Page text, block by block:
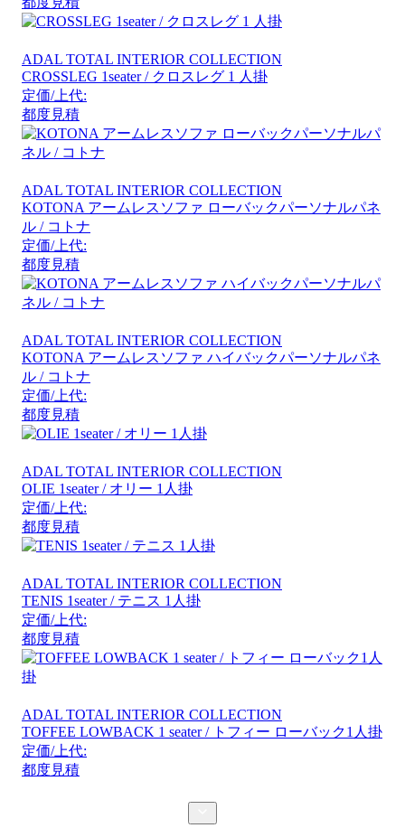
ADAL TOTAL INTERIOR COLLECTION
CROSSLEG 1seater / クロスレグ 1 人掛
定価/上代:
都度見積
ADAL TOTAL INTERIOR COLLECTION
KOTONA アームレスソファ ローバックパーソナルパネ
ル / コトナ
定価/上代:
都度見積
ADAL TOTAL INTERIOR COLLECTION
KOTONA アームレスソファ ハイバックパーソナルパネ
ル / コトナ
定価/上代:
都度見積
ADAL TOTAL INTERIOR COLLECTION
OLIE 1seater / オリー 1人掛
定価/上代:
都度見積
ADAL TOTAL INTERIOR COLLECTION
TENIS 1seater / テニス 1人掛
定価/上代:
都度見積
ADAL TOTAL INTERIOR COLLECTION
TOFFEE LOWBACK 1 seater / トフィー ローバック1人掛
定価/上代:
都度見積